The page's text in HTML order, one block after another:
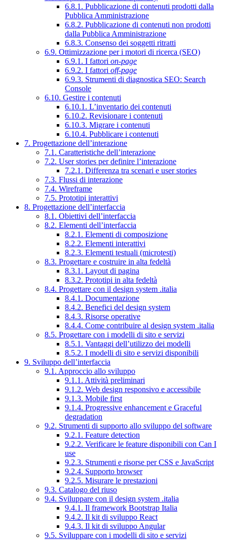
6.8.1. Pubblicazione di contenuti prodotti dalla
Pubblica Amministrazione
6.8.2. Pubblicazione di contenuti non prodotti
dalla Pubblica Amministrazione
6.8.3. Consenso dei soggetti ritratti
6.9. Ottimizzazione per i motori di ricerca (SEO)
6.9.1. I fattori on-page
6.9.2. I fattori off-page
6.9.3. Strumenti di diagnostica SEO: Search
Console
6.10. Gestire i contenuti
6.10.1. L’inventario dei contenuti
6.10.2. Revisionare i contenuti
6.10.3. Migrare i contenuti
6.10.4. Pubblicare i contenuti
7. Progettazione dell’interazione
7.1. Caratteristiche dell’interazione
7.2. User stories per definire l’interazione
7.2.1. Differenza tra scenari e user stories
7.3. Flussi di interazione
7.4. Wireframe
7.5. Prototipi interattivi
8. Progettazione dell’interfaccia
8.1. Obiettivi dell’interfaccia
8.2. Elementi dell’interfaccia
8.2.1. Elementi di composizione
8.2.2. Elementi interattivi
8.2.3. Elementi testuali (microtesti)
8.3. Progettare e costruire in alta fedeltà
8.3.1. Layout di pagina
8.3.2. Prototipi in alta fedeltà
8.4. Progettare con il design system .italia
8.4.1. Documentazione
8.4.2. Benefici del design system
8.4.3. Risorse operative
8.4.4. Come contribuire al design system .italia
8.5. Progettare con i modelli di sito e servizi
8.5.1. Vantaggi dell’utilizzo dei modelli
8.5.2. I modelli di sito e servizi disponibili
9. Sviluppo dell’interfaccia
9.1. Approccio allo sviluppo
9.1.1. Attività preliminari
9.1.2. Web design responsivo e accessibile
9.1.3. Mobile first
9.1.4. Progressive enhancement e Graceful
degradation
9.2. Strumenti di supporto allo sviluppo del software
9.2.1. Feature detection
9.2.2. Verificare le feature disponibili con Can I
use
9.2.3. Strumenti e risorse per CSS e JavaScript
9.2.4. Supporto browser
9.2.5. Misurare le prestazioni
9.3. Catalogo del riuso
9.4. Sviluppare con il design system .italia
9.4.1. Il framework Bootstrap Italia
9.4.2. Il kit di sviluppo React
9.4.3. Il kit di sviluppo Angular
9.5. Sviluppare con i modelli di sito e servizi